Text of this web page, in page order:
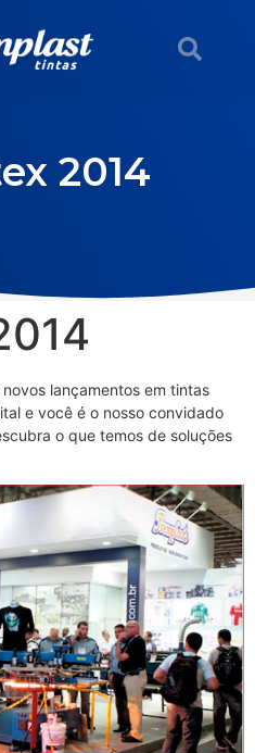
2014
lançamentos em tintas
e você é o nosso convidado
o que temos de soluções